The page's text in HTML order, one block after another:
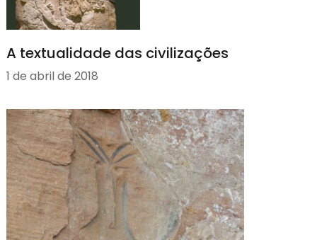
A textualidade das civilizações
1 de abril de 2018